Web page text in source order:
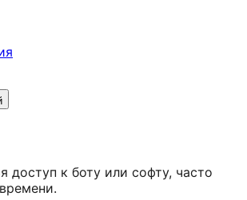
доступ к боту или софту, часто